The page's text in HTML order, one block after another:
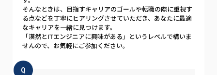
そんなときは、目指すキャリアのゴールや転職の際に重視す
る点などを丁寧にヒアリングさせていただき、あなたに最適
なキャリアを一緒に見つけます。
「漠然とITエンジニアに興味がある」というレベルで構いま
せんので、お気軽にご参加ください。
Q